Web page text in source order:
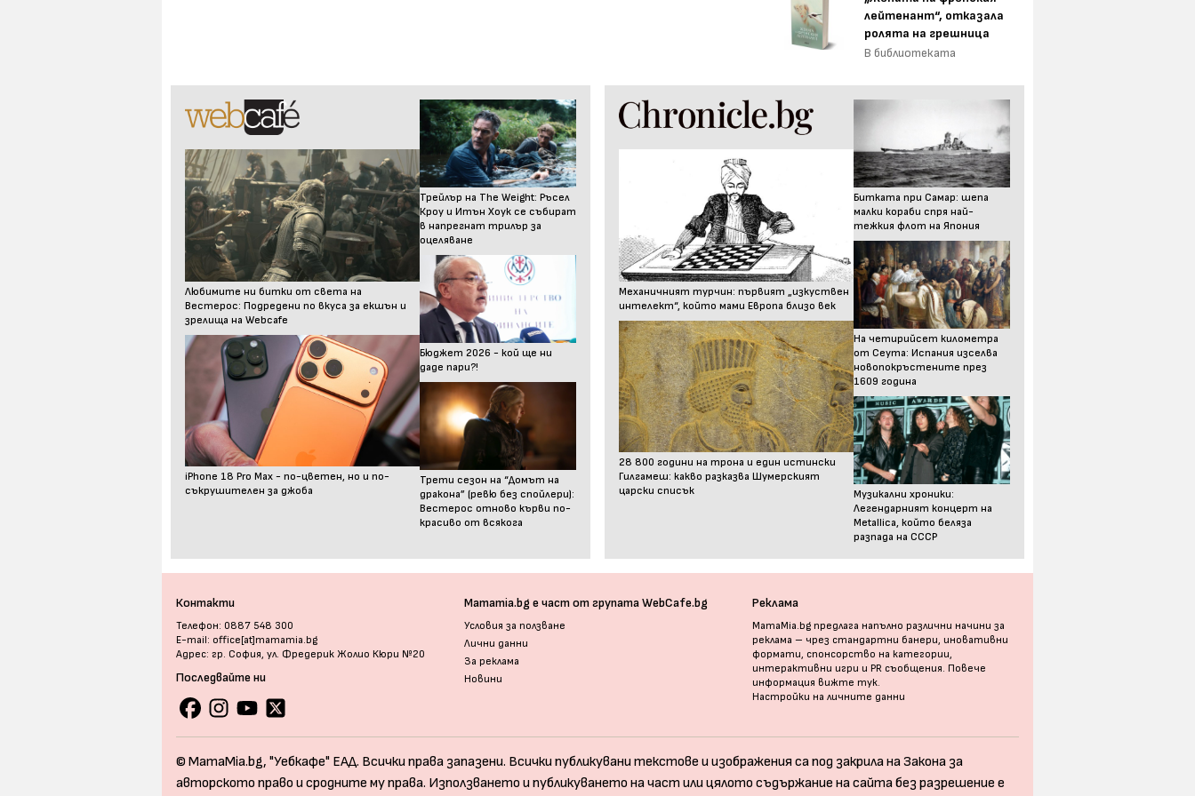
лейтенант“, отказала
ролята на грешница
В библиотеката
Любимите ни битки от света на
Вестерос: Подредени по вкуса за екшън и
зрелища на Webcafe
iPhone 18 Pro Max - по-цветен, но и по-
съкрушителен за джоба
Трейлър на The Weight: Ръсел
Кроу и Итън Хоук се събират
в напрегнат трилър за
оцеляване
Бюджет 2026 - кой ще ни
даде пари?!
Трети сезон на “Домът на
дракона” (ревю без спойлери):
Вестерос отново кърви по-
красиво от всякога
Механичният турчин: първият „изкуствен
интелект“, който мами Европа близо век
28 800 години на трона и един истински
Гилгамеш: какво разказва Шумерският
царски списък
Битката при Самар: шепа
малки кораби спря най-
тежкия флот на Япония
На четирийсет километра
от Сеута: Испания изселва
новопокръстените през
1609 година
Музикални хроники:
Легендарният концерт на
Metallica, който беляза
разпада на СССР
Контакти
Телефон: 0887 548 300
E-mail: office[at]mamamia.bg
Адрес: гр. София, ул. Фредерик Жолио Кюри №20
Последвайте ни
Mamamia.bg е част от групата WebCafe.bg
Условия за ползване
Лични данни
За реклама
Новини
Реклама
MamaMia.bg предлага напълно различни начини за
реклама – чрез стандартни банери, иновативни
формати, спонсорство на категории,
интерактивни игри и PR съобщения. Повече
информация вижте тук.
Настройки на личните данни
© MamaMia.bg, "Уебкафе" ЕАД. Всички права запазени. Всички публикувани текстове и изображения са под закрила на Закона за
авторското право и сродните му права. Използването и публикуването на част или цялото съдържание на сайта без разрешение е